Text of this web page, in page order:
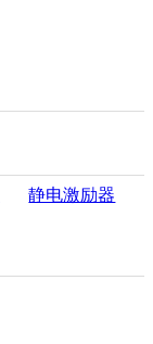
静电激励器